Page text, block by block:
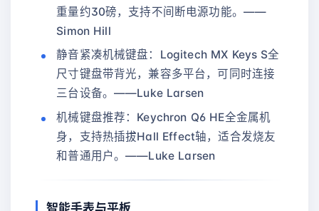
重量约30磅，支持不间断电源功能。——
Simon Hill
静音紧凑机械键盘：Logitech MX Keys S全
尺寸键盘带背光，兼容多平台，可同时连接
三台设备。——Luke Larsen
机械键盘推荐：Keychron Q6 HE全金属机
身，支持热插拔Hall Effect轴，适合发烧友
和普通用户。——Luke Larsen
智能手表与平板